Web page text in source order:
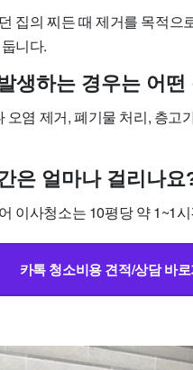
집의 찌든 때 제거를 목적
니다.
생하는 경우는 어
오염 제거, 폐기물 처리, 층고
은 얼마나 걸리나요
이사청소는 10평당 약 1~1
카톡 청소비용 견적/상담 바